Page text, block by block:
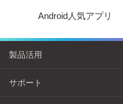
Android人気アプリ
製品活用
サポート